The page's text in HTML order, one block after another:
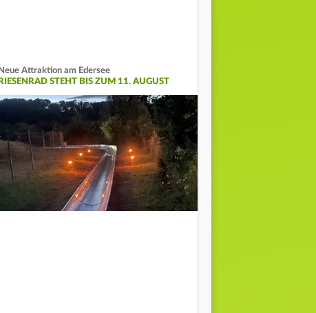
Neue Attraktion am Edersee
RIESENRAD STEHT BIS ZUM 11. AUGUST